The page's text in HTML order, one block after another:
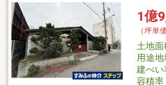
1億
（坪単
土地面
用途地
建ぺい
容積率